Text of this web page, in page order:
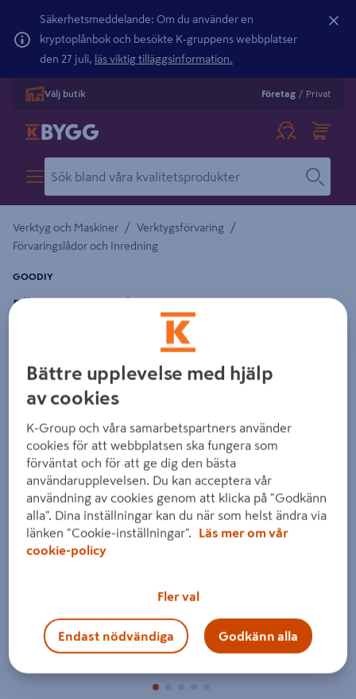
Säkerhetsmeddelande: Om du använder en
kryptoplånbok och besökte K-gruppens webbplatser
den 27 juli, läs viktig tilläggsinformation.
Välj butik Företag / Privat
Verktyg och Maskiner / Verktygsförvaring /
Förvaringslådor och Inredning
FÖRVARINGSLÅDA GOODIY XL 56L M HJUL
GOODIY
Detaljerad beskrivning finns i produktbeskrivningsområdet
Föregående
Bättre upplevelse med hjälp
av cookies
K-Group och våra samarbetspartners använder
cookies för att webbplatsen ska fungera som
förväntat och för att ge dig den bästa
användarupplevelsen. Du kan acceptera vår
användning av cookies genom att klicka på "Godkänn
alla". Dina inställningar kan du när som helst ändra via
länken "Cookie-inställningar".
Läs mer om vår
cookie-policy
Fler val
Endast nödvändiga Godkänn alla